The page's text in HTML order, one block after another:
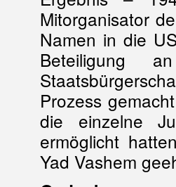
Mitorganisator
Namen in die
Beteiligung
Prozess
die einzelne
ermöglicht
Yad Vashem